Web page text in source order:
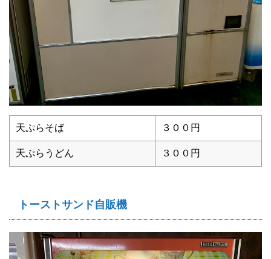
天ぷらそば ３００円
天ぷらうどん ３００円
トーストサンド自販機